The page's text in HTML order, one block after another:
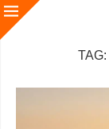
TAG: